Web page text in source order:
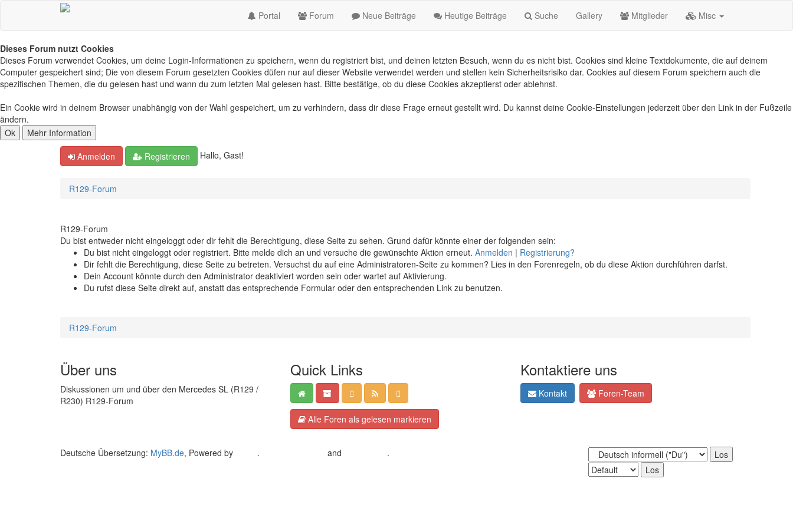
Portal Forum Neue Beiträge Heutige Beiträge Suche Gallery Mitglieder Misc
Dieses Forum nutzt Cookies
Dieses Forum verwendet Cookies, um deine Login-Informationen zu speichern, wenn du registriert bist, und deinen letzten Besuch, wenn du es nicht bist. Cookies sind kleine Textdokumente, die auf deinem
Computer gespeichert sind; Die von diesem Forum gesetzten Cookies düfen nur auf dieser Website verwendet werden und stellen kein Sicherheitsrisiko dar. Cookies auf diesem Forum speichern auch die
spezifischen Themen, die du gelesen hast und wann du zum letzten Mal gelesen hast. Bitte bestätige, ob du diese Cookies akzeptierst oder ablehnst.
Ein Cookie wird in deinem Browser unabhängig von der Wahl gespeichert, um zu verhindern, dass dir diese Frage erneut gestellt wird. Du kannst deine Cookie-Einstellungen jederzeit über den Link in der Fußzeile
ändern.
Anmelden Registrieren Hallo, Gast!
R129-Forum
R129-Forum
Du bist entweder nicht eingeloggt oder dir fehlt die Berechtigung, diese Seite zu sehen. Grund dafür könnte einer der folgenden sein:
Du bist nicht eingeloggt oder registriert. Bitte melde dich an und versuche die gewünschte Aktion erneut. Anmelden | Registrierung?
Dir fehlt die Berechtigung, diese Seite zu betreten. Versuchst du auf eine Administratoren-Seite zu kommen? Lies in den Forenregeln, ob du diese Aktion durchführen darfst.
Dein Account könnte durch den Administrator deaktiviert worden sein oder wartet auf Aktivierung.
Du rufst diese Seite direkt auf, anstatt das entsprechende Formular oder den entsprechenden Link zu benutzen.
R129-Forum
Über uns
Diskussionen um und über den Mercedes SL (R129 /
R230) R129-Forum
Quick Links
Alle Foren als gelesen markieren
Kontaktiere uns
Kontakt Foren-Team
Deutsche Übersetzung: MyBB.de, Powered by . and .